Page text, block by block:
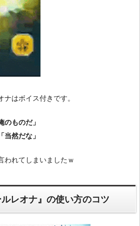
ナはボイス付きです。
ものだ」
然だな」
われてしまいましたｗ
ルレオナ』の使い方のコツ